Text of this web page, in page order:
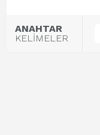
ANAHTAR
KELİMELER